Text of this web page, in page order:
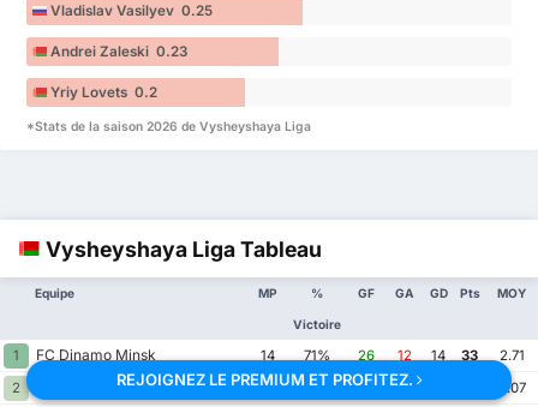
Vladislav Vasilyev 0.25
Andrei Zaleski 0.23
Yriy Lovets 0.2
*Stats de la saison 2026 de Vysheyshaya Liga
Vysheyshaya Liga Tableau
Equipe MP %
Victoire
GF GA GD Pts MOY
1 FC Dinamo Minsk 14 71% 26 12 14 33
2.71
2
MKK Dnepr Rohachev 14 64% 30 13 3.07
REJOIGNEZ LE PREMIUM ET PROFITEZ.